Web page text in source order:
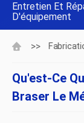
Entretien Et
D'équipement
>>
Qu'est-Ce
Braser Le